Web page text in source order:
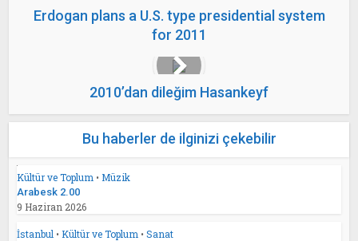
Erdogan plans a U.S. type presidential system
for 2011
2010’dan dileğim Hasankeyf
Bu haberler de ilginizi çekebilir
Kültür ve Toplum • Müzik
Arabesk 2.00
9 Haziran 2026
İstanbul • Kültür ve Toplum • Sanat